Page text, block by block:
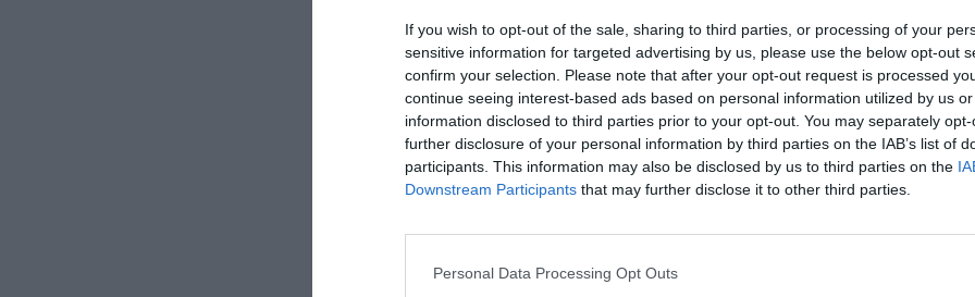
If you wish to opt-out of the sale, sharing to third parties, or processing of your
sensitive information for targeted advertising by us, please use the below opt-out
confirm your selection. Please note that after your opt-out request is processed
continue seeing interest-based ads based on personal information utilized by us
information disclosed to third parties prior to your opt-out. You may separately
further disclosure of your personal information by third parties on the IAB’s list of
participants. This information may also be disclosed by us to third parties on the
Downstream Participants that may further disclose it to other third parties.
Personal Data Processing Opt Outs